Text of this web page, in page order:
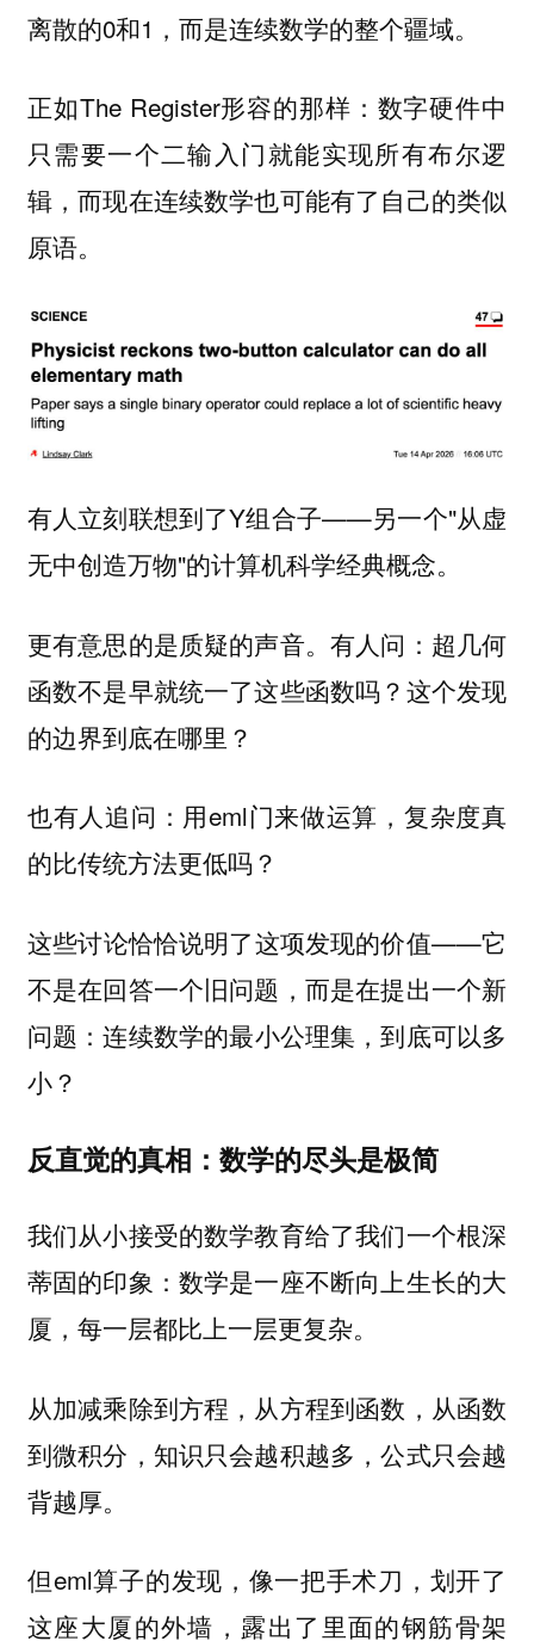
离散的0和1，而是连续数学的整个疆域。
正如The Register形容的那样：数字硬件中
只需要一个二输入门就能实现所有布尔逻
辑，而现在连续数学也可能有了自己的类似
原语。
有人立刻联想到了Y组合子——另一个"从虚
无中创造万物"的计算机科学经典概念。
更有意思的是质疑的声音。有人问：超几何
函数不是早就统一了这些函数吗？这个发现
的边界到底在哪里？
也有人追问：用eml门来做运算，复杂度真
的比传统方法更低吗？
这些讨论恰恰说明了这项发现的价值——它
不是在回答一个旧问题，而是在提出一个新
问题：连续数学的最小公理集，到底可以多
小？
反直觉的真相：数学的尽头是极简
我们从小接受的数学教育给了我们一个根深
蒂固的印象：数学是一座不断向上生长的大
厦，每一层都比上一层更复杂。
从加减乘除到方程，从方程到函数，从函数
到微积分，知识只会越积越多，公式只会越
背越厚。
但eml算子的发现，像一把手术刀，划开了
这座大厦的外墙，露出了里面的钢筋骨架